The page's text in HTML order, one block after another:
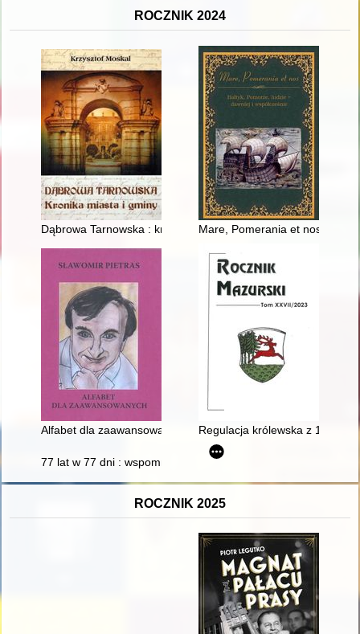
ROCZNIK 2024
Dąbrowa Tarnowska : kronika miasta i gminy
Mare, Pomerania et nos :
Alfabet dla zaawansowanych Regulacja królewska z 1723
77 lat w 77 dni : wspomnienia
ROCZNIK 2025